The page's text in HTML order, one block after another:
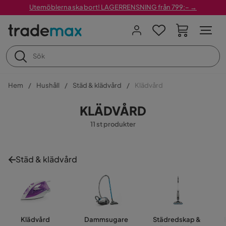
Utemöblerna ska bort! LAGERRENSNING från 799:– →
Hem Hushåll Städ & klädvård Klädvård
KLÄDVÅRD
11 st produkter
Städ & klädvård
Klädvård Dammsugare
Städredskap &